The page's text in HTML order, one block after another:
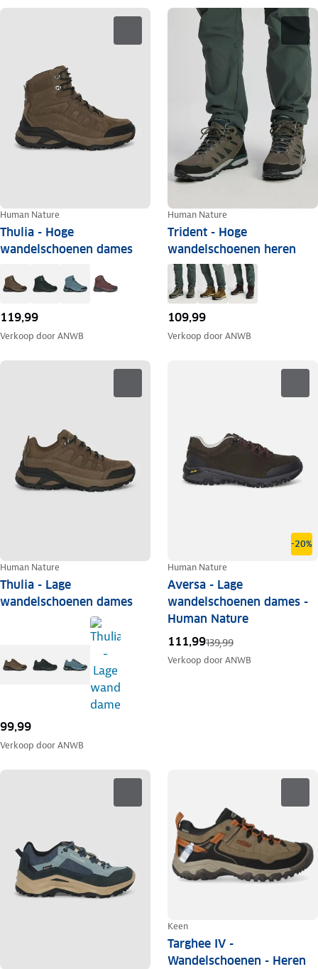
Human Nature
Thulia - Hoge
wandelschoenen dames
119,99
Verkoop doorANWB
Human Nature
Trident - Hoge
wandelschoenen heren
109,99
Verkoop doorANWB
Human Nature
Thulia - Lage
wandelschoenen dames
99,99
Verkoop doorANWB
-20%
Human Nature
Aversa - Lage
wandelschoenen dames -
Human Nature
111,99139,99
Verkoop doorANWB
Keen
Targhee IV -
Wandelschoenen - Heren